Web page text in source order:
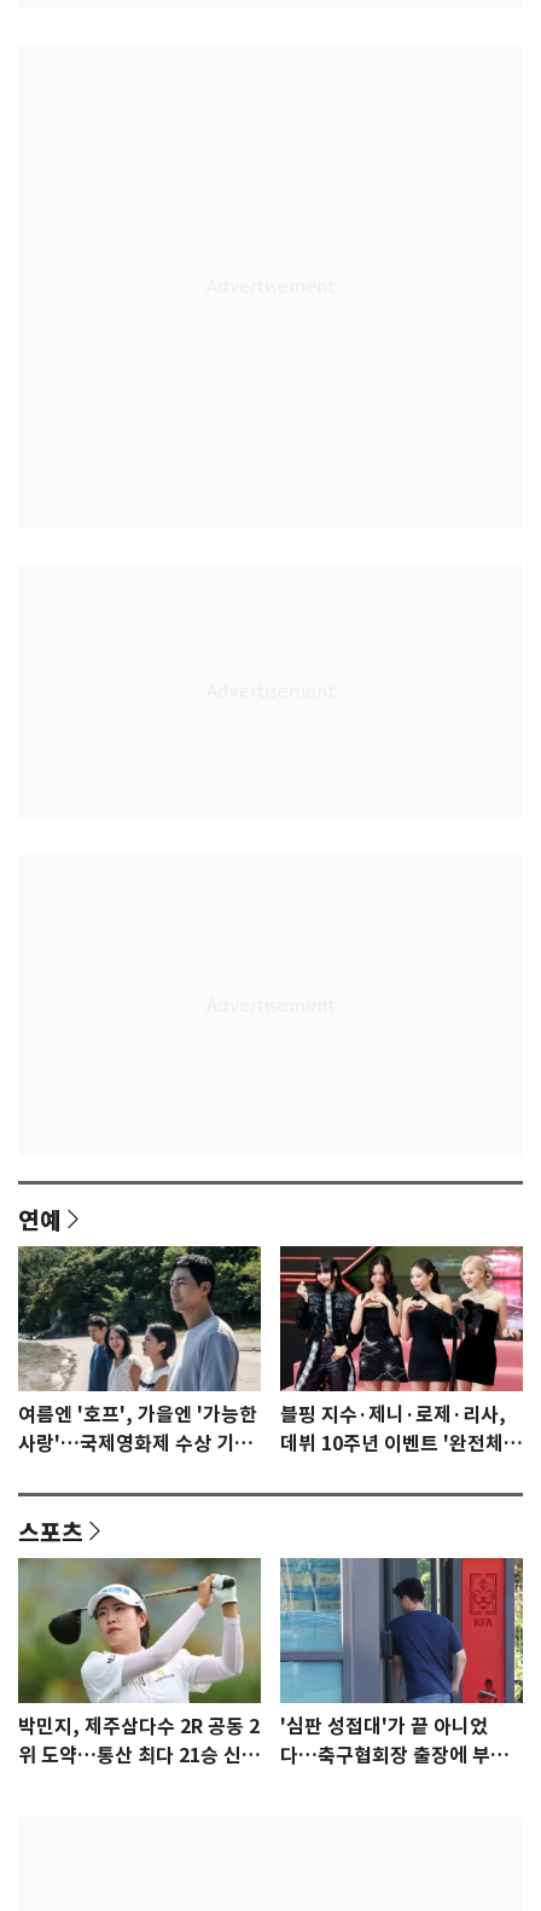
연예
여름엔 '호프', 가을엔 '가능한
사랑'…국제영화제 수상 기대
블핑 지수·제니·로제·리사,
데뷔 10주년 이벤트 '완전체'
스포츠
박민지, 제주삼다수 2R 공동 2
위 도약…통산 최다 21승 신기
'심판 성접대'가 끝 아니었
다…축구협회장 출장에 부인